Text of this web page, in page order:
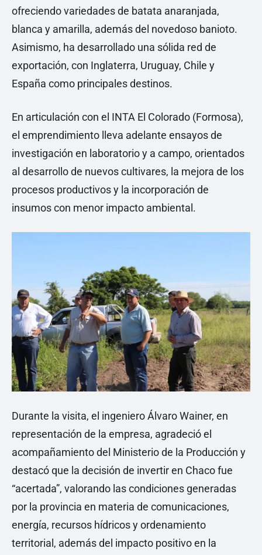
ofreciendo variedades de batata anaranjada,
blanca y amarilla, además del novedoso banioto.
Asimismo, ha desarrollado una sólida red de
exportación, con Inglaterra, Uruguay, Chile y
España como principales destinos.
En articulación con el INTA El Colorado (Formosa),
el emprendimiento lleva adelante ensayos de
investigación en laboratorio y a campo, orientados
al desarrollo de nuevos cultivares, la mejora de los
procesos productivos y la incorporación de
insumos con menor impacto ambiental.
Durante la visita, el ingeniero Álvaro Wainer, en
representación de la empresa, agradeció el
acompañamiento del Ministerio de la Producción y
destacó que la decisión de invertir en Chaco fue
“acertada”, valorando las condiciones generadas
por la provincia en materia de comunicaciones,
energía, recursos hídricos y ordenamiento
territorial, además del impacto positivo en la